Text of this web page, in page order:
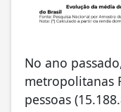
No ano
metropolitanas
pessoas